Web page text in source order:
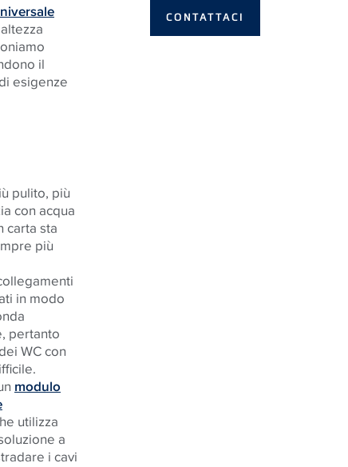
il
esigenze
pulito, più
con acqua
carta sta
più
in modo
pertanto
WC con
modulo
utilizza
a
i cavi
CONTATTACI